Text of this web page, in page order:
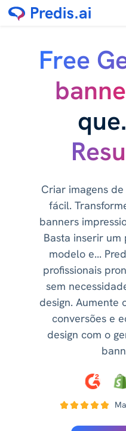
Free
que.
Criar imagens
fácil.
banners
Basta inserir
modelo e...
profissionais
sem
design. Aumente
conversões e
design com o